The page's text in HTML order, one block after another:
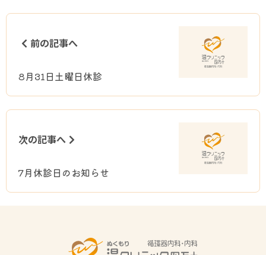
前の記事へ
8月31日土曜日休診
次の記事へ
7月休診日のお知らせ